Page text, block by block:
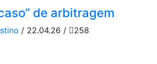
de arbitragem
/ 22.04.26 / 258